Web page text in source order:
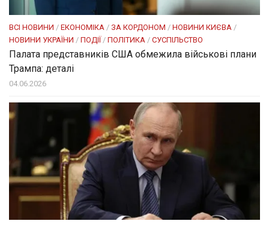
ВСІ НОВИНИ / ЕКОНОМІКА / ЗА КОРДОНОМ / НОВИНИ КИЄВА /
НОВИНИ УКРАЇНИ / ПОДІЇ/ ПОЛІТИКА / СУСПІЛЬСТВО
Палата представників США обмежила військові плани
Трампа: деталі
04.06.2026